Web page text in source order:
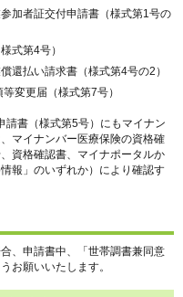
加者証交付申請書（様式第1号の
式第4号）
還払い請求書（様式第4号の2）
変更届（様式第7号）
書（様式第5号）にもマイナン
マイナンバー医療保険の資格確
資格確認書、マイナポータルか
報」のいずれか）により確認す
、申請書中、「世帯調書兼同意
お願いいたします。